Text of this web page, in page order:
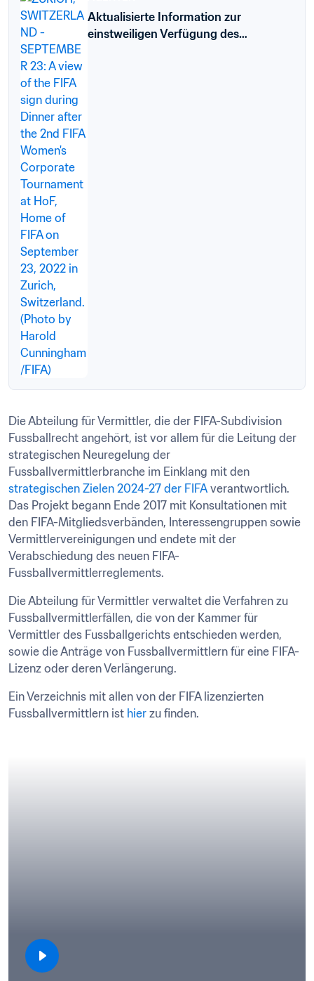
Aktualisierte Information zur
einstweiligen Verfügung des
Die Abteilung für Vermittler, die der FIFA-Subdivision
Fussballrecht angehört, ist vor allem für die Leitung der
strategischen Neuregelung der
Fussballvermittlerbranche im Einklang mit den
strategischen Zielen 2024-27 der FIFA verantwortlich.
Das Projekt begann Ende 2017 mit Konsultationen mit
den FIFA-Mitgliedsverbänden, Interessengruppen sowie
Vermittlervereinigungen und endete mit der
Verabschiedung des neuen FIFA-
Fussballvermittlerreglements.
Die Abteilung für Vermittler verwaltet die Verfahren zu
Fussballvermittlerfällen, die von der Kammer für
Vermittler des Fussballgerichts entschieden werden,
sowie die Anträge von Fussballvermittlern für eine FIFA-
Lizenz oder deren Verlängerung.
Ein Verzeichnis mit allen von der FIFA lizenzierten
Fussballvermittlern ist hier zu finden.